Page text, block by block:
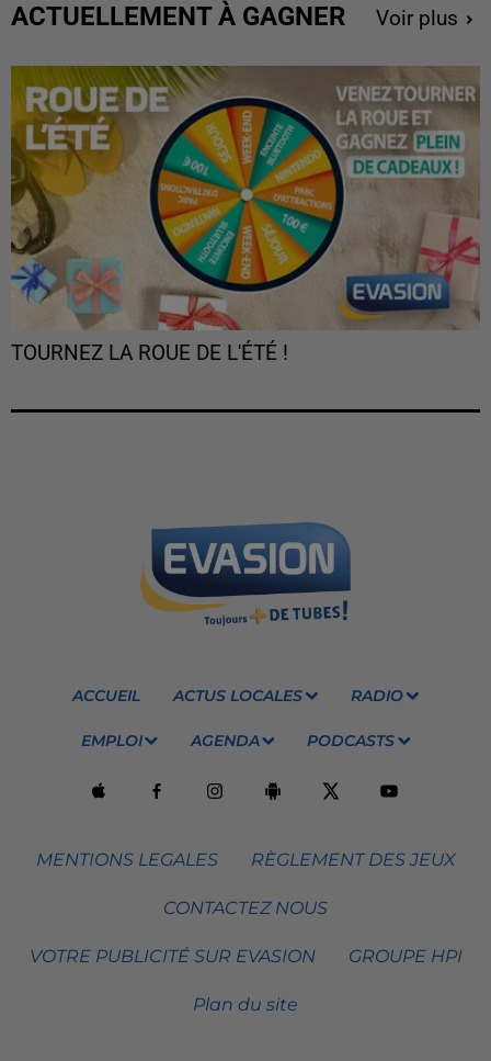
ACTUELLEMENT À GAGNER Voir plus
TOURNEZ LA ROUE DE L'ÉTÉ !
ACCUEIL ACTUS LOCALES RADIO
EMPLOI AGENDA PODCASTS
MENTIONS LEGALES RÈGLEMENT DES JEUX
CONTACTEZ NOUS
VOTRE PUBLICITÉ SUR EVASION GROUPE HPI
Plan du site